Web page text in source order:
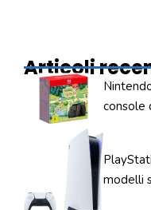
Articoli
console
modelli